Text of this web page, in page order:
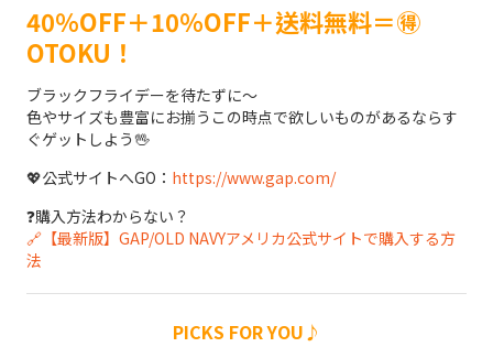
40％OFF＋10％OFF＋送料無料＝🉐
OTOKU！
ブラックフライデーを待たずに～
色やサイズも豊富にお揃うこの時点で欲しいものがあるならす
ぐゲットしよう🖖
💖公式サイトへGO： https://www.gap.com/
❓購入方法わからない？
🔗【最新版】GAP/OLD NAVYアメリカ公式サイトで購入する方
法
PICKS FOR YOU♪